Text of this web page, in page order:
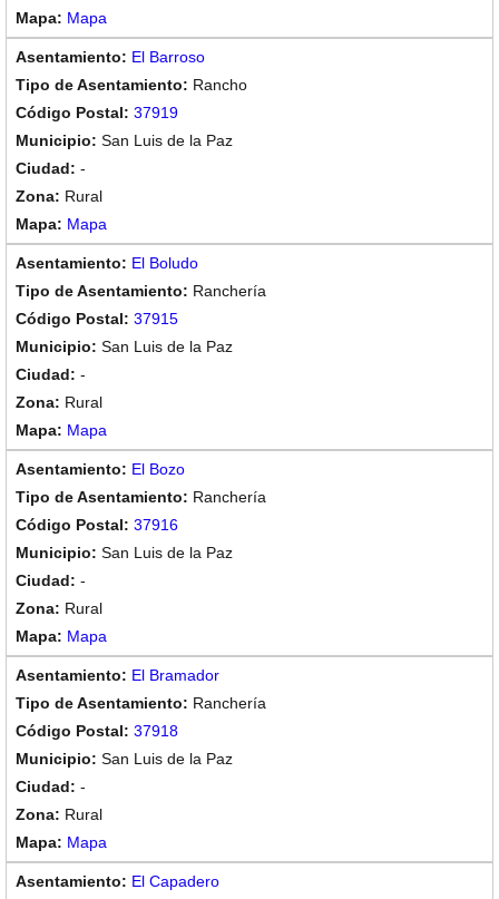
Mapa
El Barroso
Rancho
37919
San Luis de la Paz
-
Rural
Mapa
El Boludo
Ranchería
37915
San Luis de la Paz
-
Rural
Mapa
El Bozo
Ranchería
37916
San Luis de la Paz
-
Rural
Mapa
El Bramador
Ranchería
37918
San Luis de la Paz
-
Rural
Mapa
El Capadero